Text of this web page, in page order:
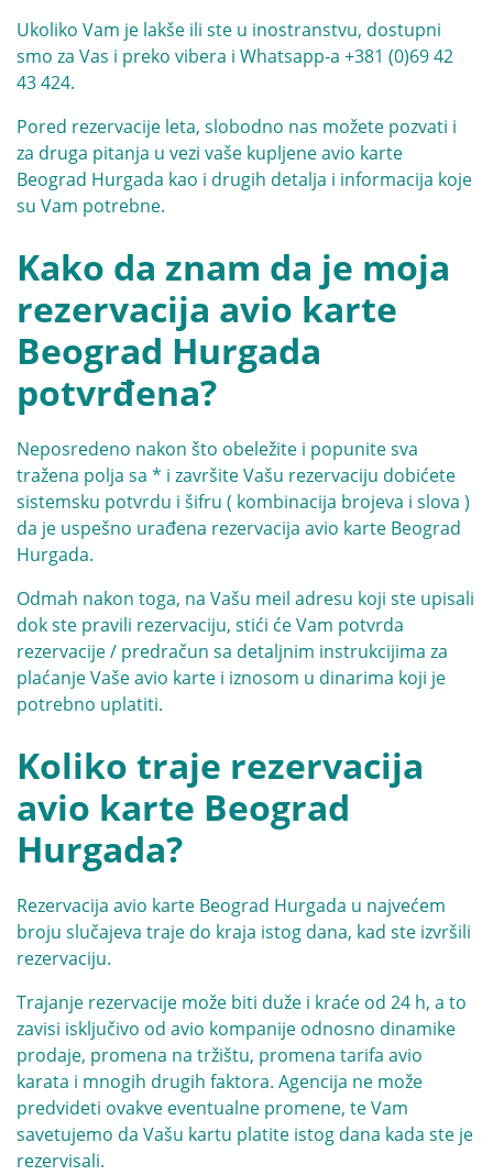
Ukoliko Vam je lakše ili ste u inostranstvu, dostupni
smo za Vas i preko vibera i Whatsapp-a +381 (0)69 42
43 424.
Pored rezervacije leta, slobodno nas možete pozvati i
za druga pitanja u vezi vaše kupljene avio karte
Beograd Hurgada kao i drugih detalja i informacija koje
su Vam potrebne.
Kako da znam da je moja
rezervacija avio karte
Beograd Hurgada
potvrđena?
Neposredeno nakon što obeležite i popunite sva
tražena polja sa * i završite Vašu rezervaciju dobićete
sistemsku potvrdu i šifru ( kombinacija brojeva i slova )
da je uspešno urađena rezervacija avio karte Beograd
Hurgada.
Odmah nakon toga, na Vašu meil adresu koji ste upisali
dok ste pravili rezervaciju, stići će Vam potvrda
rezervacije / predračun sa detaljnim instrukcijima za
plaćanje Vaše avio karte i iznosom u dinarima koji je
potrebno uplatiti.
Koliko traje rezervacija
avio karte Beograd
Hurgada?
Rezervacija avio karte Beograd Hurgada u najvećem
broju slučajeva traje do kraja istog dana, kad ste izvršili
rezervaciju.
Trajanje rezervacije može biti duže i kraće od 24 h, a to
zavisi isključivo od avio kompanije odnosno dinamike
prodaje, promena na tržištu, promena tarifa avio
karata i mnogih drugih faktora. Agencija ne može
predvideti ovakve eventualne promene, te Vam
savetujemo da Vašu kartu platite istog dana kada ste je
rezervisali.